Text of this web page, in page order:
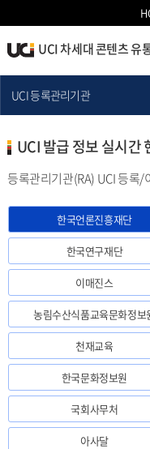
UCI 차세대 콘텐츠 유
UCI 등록관리기관
UCI 발급 정보 실시간
등록관리기관(RA) UCI 등록/
한국언론진흥재단
한국연구재단
이매진스
농림수산식품교육문화정보
천재교육
한국문화정보원
국회사무처
아사달